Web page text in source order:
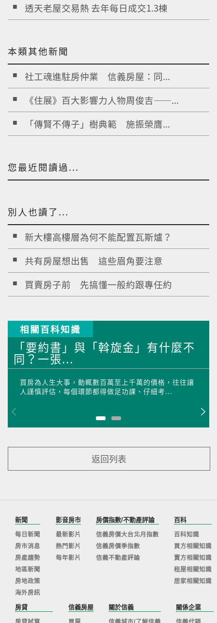
透天老屋交易熱 去年每日成交1.3棟
本類其他新聞
社工魂進駐房仲業 信義房屋：同...
《住展》百大影響力人物周俊吉——...
「傳賢不傳子」樹典範 施振榮膺...
您最近閱讀過...
別人也讀了...
新大樓高樓層為何不能配置瓦斯爐？
共有房屋想出售 這些眉角要注意
買賣房子前 先搞懂一般約跟專任約
相關百科知識
「要約書」與「斡旋金」有什麼不
同？一張...
買房為人生大事，動輒數百萬至上千萬的價格，往往讓
人謹慎評估，每個環節都得做足功課、仔細考...
返回列表
新聞
每日新聞
房市消息
房產趨勢
地區新聞
房地政策
海外房訊
影音房市
最新影片
熱門影片
每年影片
房價指數/不動產評論
信義房價大台北月指數
信義房價季指數
信義不動產評論
百科
百科知識
買方相關知識
賣方相關知識
租屋相關知識
居家相關知識
房貸 信義房屋 關於信義 關係企業